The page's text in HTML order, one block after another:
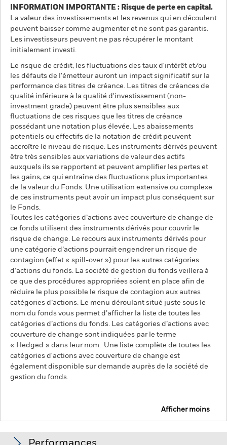
INFORMATION IMPORTANTE : Risque de perte en capital.
La valeur des investissements et les revenus qui en découlent
peuvent baisser comme augmenter et ne sont pas garantis.
Les investisseurs peuvent ne pas récupérer le montant
initialement investi.
Le risque de crédit, les fluctuations des taux d'intérêt et/ou
les défauts de l'émetteur auront un impact significatif sur la
performance des titres de créance. Les titres de créances de
qualité inférieure à la qualité d'investissement (non-
investment grade) peuvent être plus sensibles aux
fluctuations de ces risques que les titres de créance
possédant une notation plus élevée. Les abaissements
potentiels ou effectifs de la notation de crédit peuvent
accroître le niveau de risque. Les instruments dérivés peuvent
être très sensibles aux variations de valeur des actifs
auxquels ils se rapportent et peuvent amplifier les pertes et
les gains, ce qui entraîne des fluctuations plus importantes
de la valeur du Fonds. Une utilisation extensive ou complexe
de ces instruments peut avoir un impact plus conséquent sur
le Fonds.
Toutes les catégories d’actions avec couverture de change de
ce fonds utilisent des instruments dérivés pour couvrir le
risque de change. Le recours aux instruments dérivés pour
une catégorie d’actions pourrait engendrer un risque de
contagion (effet « spill-over ») pour les autres catégories
d’actions du fonds. La société de gestion du fonds veillera à
ce que des procédures appropriées soient en place afin de
réduire le plus possible le risque de contagion aux autres
catégories d’actions. Le menu déroulant situé juste sous le
nom du fonds vous permet d’afficher la liste de toutes les
catégories d’actions du fonds. Les catégories d’actions avec
couverture de change sont indiquées par le terme
« Hedged » dans leur nom. Une liste complète de toutes les
catégories d'actions avec couverture de change est
également disponible sur demande auprès de la société de
gestion du fonds.
Afficher moins
Screened Fund